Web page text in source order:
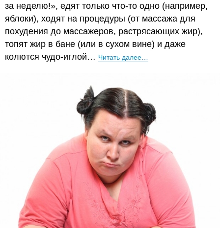
за неделю!», едят только что-то одно (например,
яблоки), ходят на процедуры (от массажа для
похудения до массажеров, растрясающих жир),
топят жир в бане (или в сухом вине) и даже
колются чудо-иглой… Читать далее…